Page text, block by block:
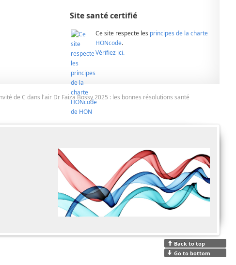
Site santé certifié
Ce site respecte les principes de la charte
HONcode.
Vérifiez ici.
de C dans l'air Dr Faiza Bossy 2025 : les bonnes résolutions santé
Back to top
Go to bottom